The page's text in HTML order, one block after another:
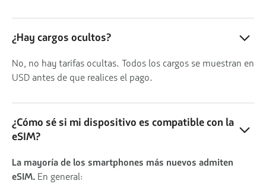
¿Hay cargos ocultos?
No, no hay tarifas ocultas. Todos los cargos se muestran en
USD antes de que realices el pago.
¿Cómo sé si mi dispositivo es compatible con la
eSIM?
La mayoría de los smartphones más nuevos admiten
eSIM. En general: